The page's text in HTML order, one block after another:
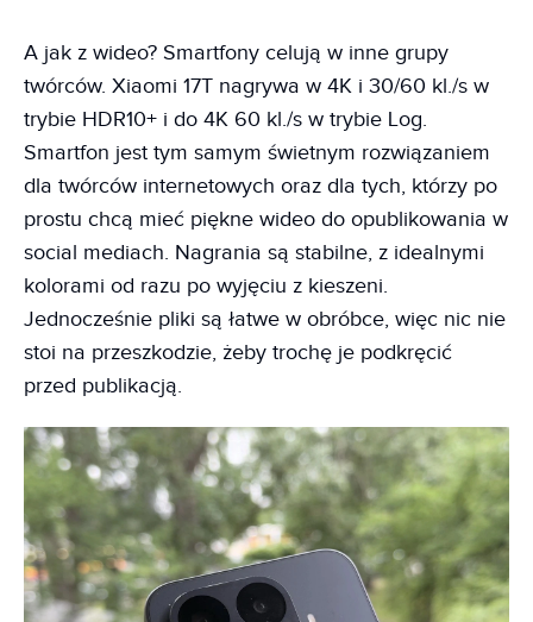
A jak z wideo? Smartfony celują w inne grupy
twórców. Xiaomi 17T nagrywa w 4K i 30/60 kl./s w
trybie HDR10+ i do 4K 60 kl./s w trybie Log.
Smartfon jest tym samym świetnym rozwiązaniem
dla twórców internetowych oraz dla tych, którzy po
prostu chcą mieć piękne wideo do opublikowania w
social mediach. Nagrania są stabilne, z idealnymi
kolorami od razu po wyjęciu z kieszeni.
Jednocześnie pliki są łatwe w obróbce, więc nic nie
stoi na przeszkodzie, żeby trochę je podkręcić
przed publikacją.